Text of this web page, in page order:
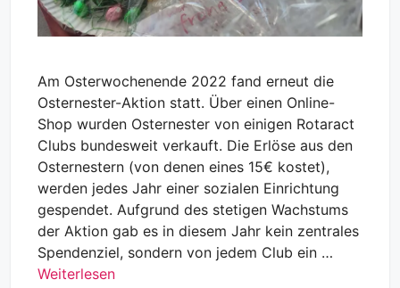
Am Osterwochenende 2022 fand erneut die
Osternester-Aktion statt. Über einen Online-
Shop wurden Osternester von einigen Rotaract
Clubs bundesweit verkauft. Die Erlöse aus den
Osternestern (von denen eines 15€ kostet),
werden jedes Jahr einer sozialen Einrichtung
gespendet. Aufgrund des stetigen Wachstums
der Aktion gab es in diesem Jahr kein zentrales
Spendenziel, sondern von jedem Club ein …
Weiterlesen